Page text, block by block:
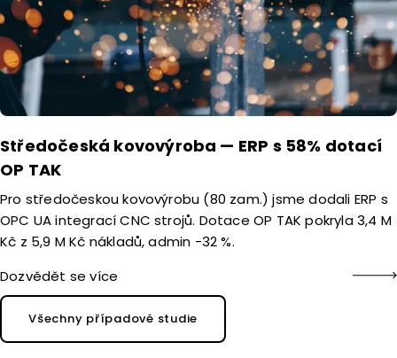
Středočeská kovovýroba — ERP s 58% dotací
OP TAK
Pro středočeskou kovovýrobu (80 zam.) jsme dodali ERP s
OPC UA integrací CNC strojů. Dotace OP TAK pokryla 3,4 M
Kč z 5,9 M Kč nákladů, admin -32 %.
Dozvědět se více
Všechny případové studie